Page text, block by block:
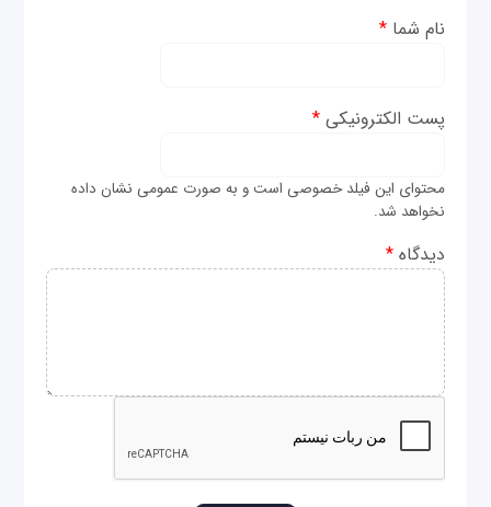
نام شما*
پست الکترونیکی*
محتوای این فیلد خصوصی است و به صورت عمومی نشان داده
نخواهد شد.
دیدگاه*